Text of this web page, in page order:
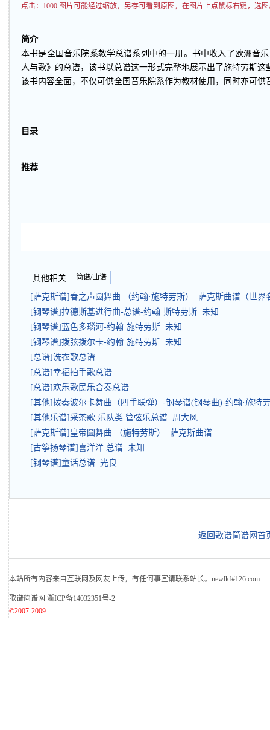
点击： 1000 图片可能经过缩放，另存可看到原图，在图片上点鼠标右键，选
简介
本书是全国音乐院系教学总谱系列中的一册。书中收入了欧洲音
人与歌》的总谱，该书以总谱这一形式完整地展示出了施特劳斯这
该书内容全面，不仅可供全国音乐院系作为教材使用，同时亦可
目录
推荐
其他相关 简谱/曲谱
[萨克斯谱]春之声圆舞曲 （约翰·施特劳斯） 萨克斯曲谱（世界
[钢琴谱]拉德斯基进行曲-总谱-约翰·斯特劳斯 未知
[钢琴谱]蓝色多瑙河-约翰·施特劳斯 未知
[钢琴谱]拨弦拨尔卡-约翰·施特劳斯 未知
[总谱]洗衣歌总谱
[总谱]幸福拍手歌总谱
[总谱]欢乐歌民乐合奏总谱
[其他]拨奏波尔卡舞曲（四手联弹）-钢琴谱(钢琴曲)-约翰·施特
[其他乐谱]采茶歌 乐队类 管弦乐总谱 周大风
[萨克斯谱]皇帝圆舞曲 （施特劳斯） 萨克斯曲谱
[古筝扬琴谱]喜洋洋 总谱 未知
[钢琴谱]童话总谱 光良
返回歌谱简谱网首
本站所有内容来自互联网及网友上传，有任何事宜请联系站长。newlkf#126.com
歌谱简谱网 浙ICP备14032351号-2
©2007-2009